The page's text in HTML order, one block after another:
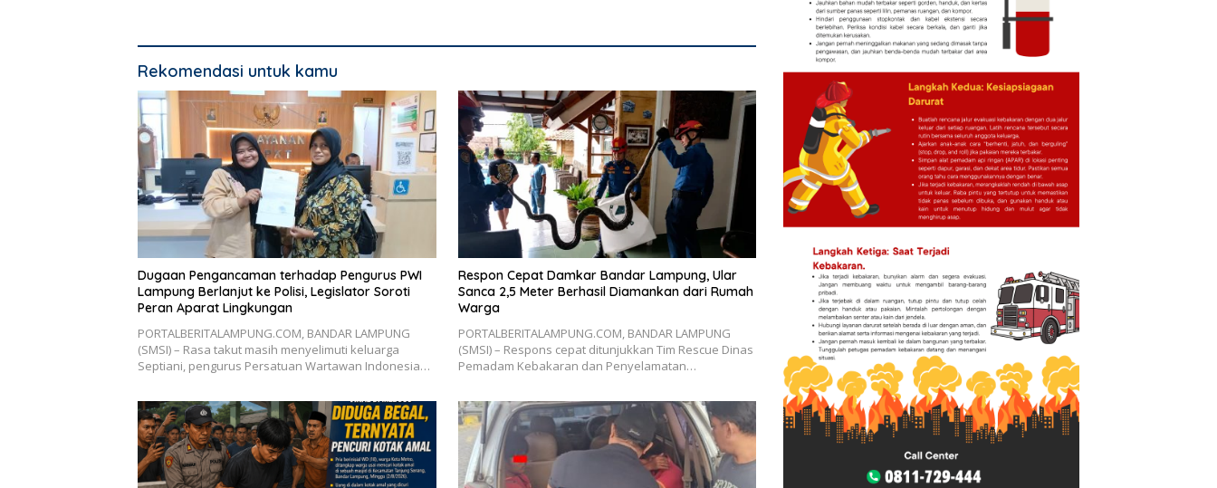
Rekomendasi untuk kamu
Dugaan Pengancaman terhadap Pengurus PWI
Lampung Berlanjut ke Polisi, Legislator Soroti
Peran Aparat Lingkungan
PORTALBERITALAMPUNG.COM, BANDAR LAMPUNG
(SMSI) – Rasa takut masih menyelimuti keluarga
Septiani, pengurus Persatuan Wartawan Indonesia…
Respon Cepat Damkar Bandar Lampung, Ular
Sanca 2,5 Meter Berhasil Diamankan dari Rumah
Warga
PORTALBERITALAMPUNG.COM, BANDAR LAMPUNG
(SMSI) – Respons cepat ditunjukkan Tim Rescue Dinas
Pemadam Kebakaran dan Penyelamatan…